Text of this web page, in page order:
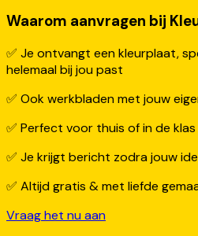
Waarom aanvragen bij
✅ Je ontvangt een kleurplaat,
helemaal bij jou past
✅ Ook werkbladen met jouw
✅ Perfect voor thuis of in de klas
✅ Je krijgt bericht zodra jouw
✅ Altijd gratis & met liefde
Vraag het nu aan